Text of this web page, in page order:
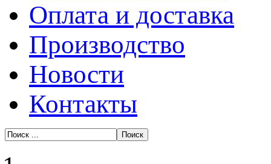
Оплата и доставка
Производство
Новости
Контакты